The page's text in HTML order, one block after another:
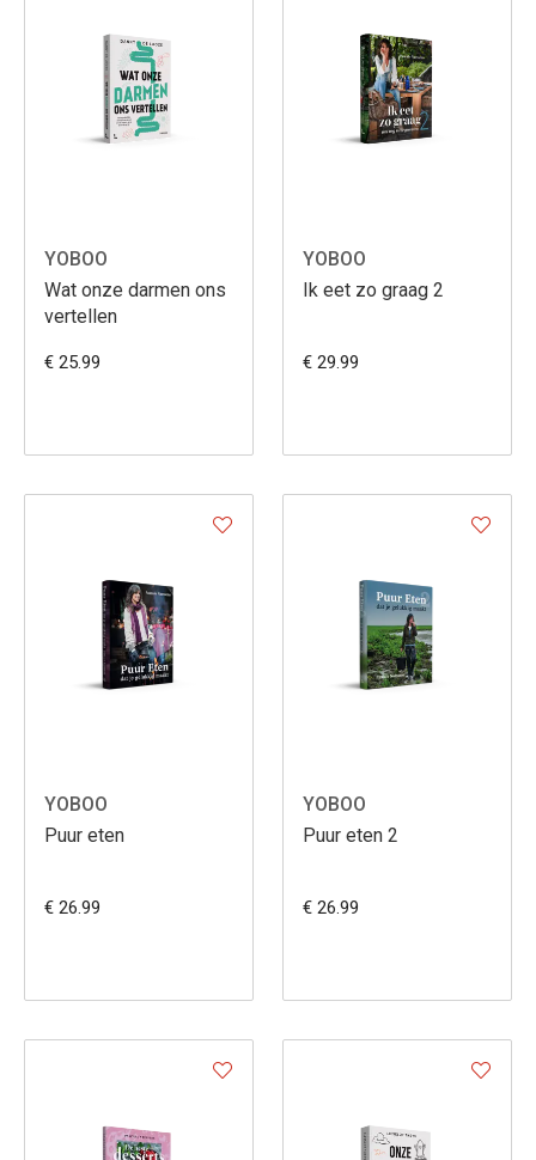
YOBOO
Wat onze darmen ons
vertellen
€ 25.99
YOBOO
Ik eet zo graag 2
€ 29.99
YOBOO
Puur eten
€ 26.99
YOBOO
Puur eten 2
€ 26.99